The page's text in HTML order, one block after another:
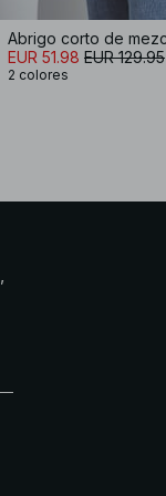
EUR 51.98 EUR 129.95
2 colores